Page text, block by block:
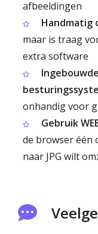
afbeeldingen
Handmatig
maar is traag
extra software
onhandig voor
Gebruik
de browser één
naar JPG wilt